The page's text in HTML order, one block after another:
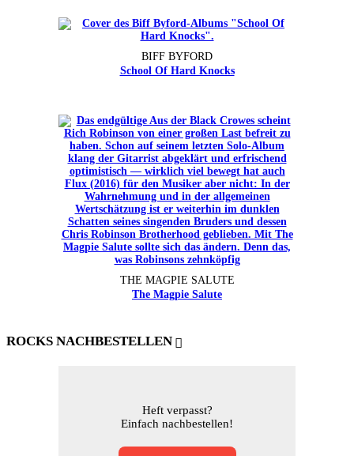
BIFF BYFORD
School Of Hard Knocks
THE MAGPIE SALUTE
The Magpie Salute
ROCKS NACHBESTELLEN
Heft verpasst?
Einfach nachbestellen!